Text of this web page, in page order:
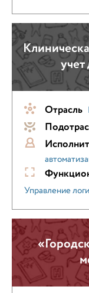
Отрасль
Управление